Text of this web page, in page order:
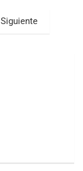
Siguiente